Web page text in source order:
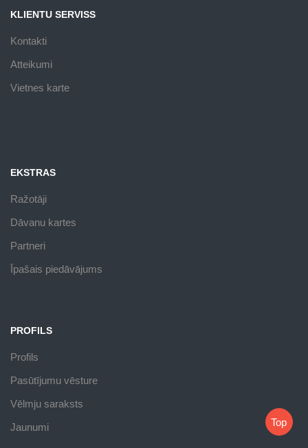
KLIENTU SERVISS
Kontakti
Atteikumi
Vietnes karte
EKSTRAS
Ražotāji
Dāvanu kartes
Partneri
Īpašais piedāvājums
PROFILS
Profils
Pasūtījumu vēsture
Vēlmju saraksts
Jaunumi
Top